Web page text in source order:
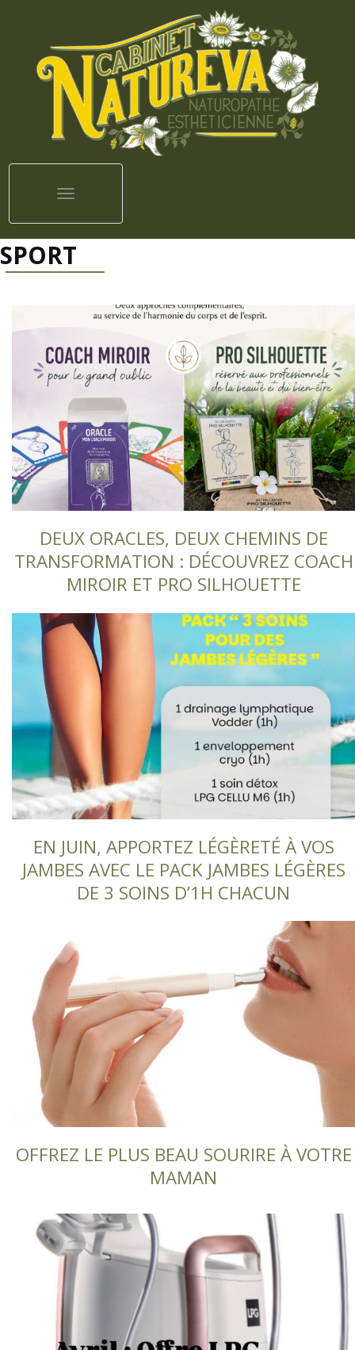
Toggle navigation
SPORT
DEUX ORACLES, DEUX CHEMINS DE
TRANSFORMATION : DÉCOUVREZ COACH
MIROIR ET PRO SILHOUETTE
EN JUIN, APPORTEZ LÉGÈRETÉ À VOS
JAMBES AVEC LE PACK JAMBES LÉGÈRES
DE 3 SOINS D’1H CHACUN
OFFREZ LE PLUS BEAU SOURIRE À VOTRE
MAMAN